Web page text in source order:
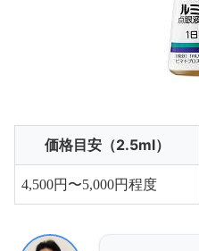
価格目安（2.5ml）
4,500円〜5,000円程度